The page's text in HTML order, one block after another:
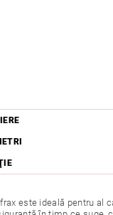
este ideală pentru al